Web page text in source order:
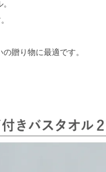
贈り物に最適です。